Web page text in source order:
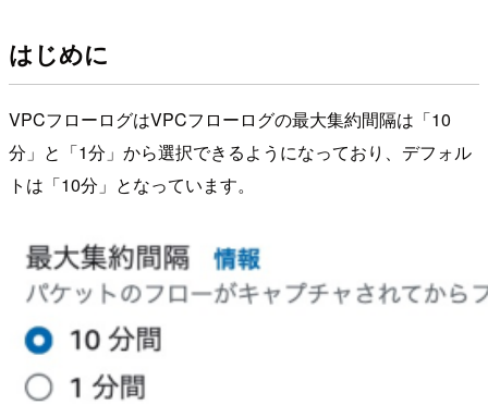
はじめに
VPCフローログはVPCフローログの最大集約間隔は「10
分」と「1分」から選択できるようになっており、デフォル
トは「10分」となっています。